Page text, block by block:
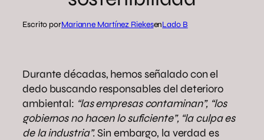
Escrito porMarianne Martínez RiekesenLado B
Durante décadas, hemos señalado con el
dedo buscando responsables del deterioro
ambiental: “las empresas contaminan”, “los
gobiernos no hacen lo suficiente”, “la culpa es
de la industria”. Sin embargo, la verdad es